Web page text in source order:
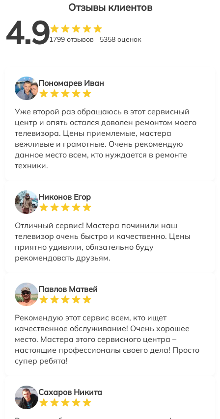
Отзывы клиентов
4.91799 отзывов 5358 оценок
Пономарев Иван
Уже второй раз обращаюсь в этот сервисный
центр и опять остался доволен ремонтом моего
телевизора. Цены приемлемые, мастера
вежливые и грамотные. Очень рекомендую
данное место всем, кто нуждается в ремонте
техники.
Никонов Егор
Отличный сервис! Мастера починили наш
телевизор очень быстро и качественно. Цены
приятно удивили, обязательно буду
рекомендовать друзьям.
Павлов Матвей
Рекомендую этот сервис всем, кто ищет
качественное обслуживание! Очень хорошее
место. Мастера этого сервисного центра –
настоящие профессионалы своего дела! Просто
супер ребята!
Сахаров Никита